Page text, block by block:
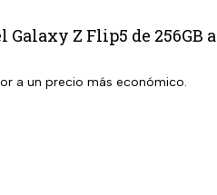
Z Flip5 de 256GB a
a un precio más económico.